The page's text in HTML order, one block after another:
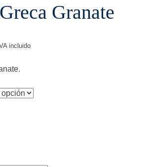
Granate
incluido